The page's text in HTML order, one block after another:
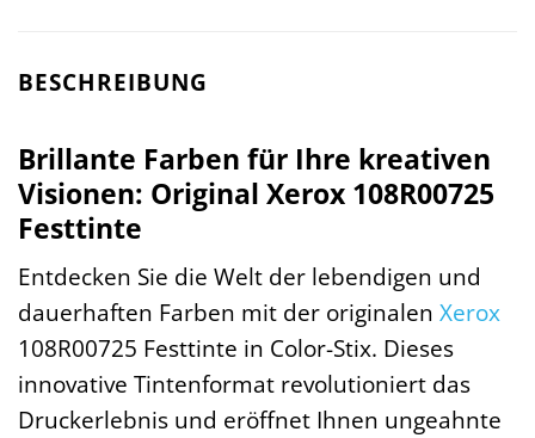
BESCHREIBUNG
Brillante Farben für Ihre kreativen
Visionen: Original Xerox 108R00725
Festtinte
Entdecken Sie die Welt der lebendigen und
dauerhaften Farben mit der originalen Xerox
108R00725 Festtinte in Color-Stix. Dieses
innovative Tintenformat revolutioniert das
Druckerlebnis und eröffnet Ihnen ungeahnte